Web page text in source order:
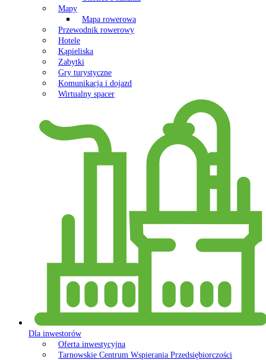
Mapy
Mapa rowerowa
Przewodnik rowerowy
Hotele
Kąpieliska
Zabytki
Gry turystyczne
Komunikacja i dojazd
Wirtualny spacer
Dla inwestorów
Oferta inwestycyjna
Tarnowskie Centrum Wspierania Przedsiębiorczości